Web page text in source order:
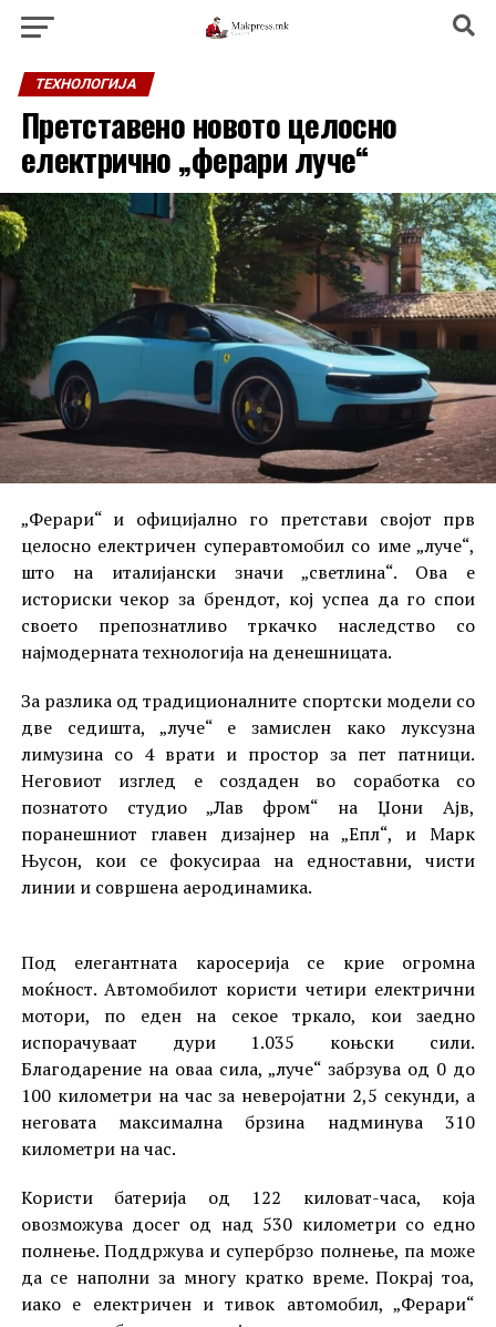
ТЕХНОЛОГИЈА
Претставено новото целосно
електрично „ферари луче“
„Ферари“ и официјално го претстави својот прв
целосно електричен суперавтомобил со име „луче“,
што на италијански значи „светлина“. Ова е
историски чекор за брендот, кој успеа да го спои
своето препознатливо тркачко наследство со
најмодерната технологија на денешницата.
За разлика од традиционалните спортски модели со
две седишта, „луче“ е замислен како луксузна
лимузина со 4 врати и простор за пет патници.
Неговиот изглед е создаден во соработка со
познатото студио „Лав фром“ на Џони Ајв,
поранешниот главен дизајнер на „Епл“, и Марк
Њусон, кои се фокусираа на едноставни, чисти
линии и совршена аеродинамика.
Под елегантната каросерија се крие огромна
моќност. Автомобилот користи четири електрични
мотори, по еден на секое тркало, кои заедно
испорачуваат дури 1.035 коњски сили.
Благодарение на оваа сила, „луче“ забрзува од 0 до
100 километри на час за неверојатни 2,5 секунди, а
неговата максимална брзина надминува 310
километри на час.
Користи батерија од 122 киловат-часа, која
овозможува досег од над 530 километри со едно
полнење. Поддржува и супербрзо полнење, па може
да се наполни за многу кратко време. Покрај тоа,
иако е електричен и тивок автомобил, „Ферари“